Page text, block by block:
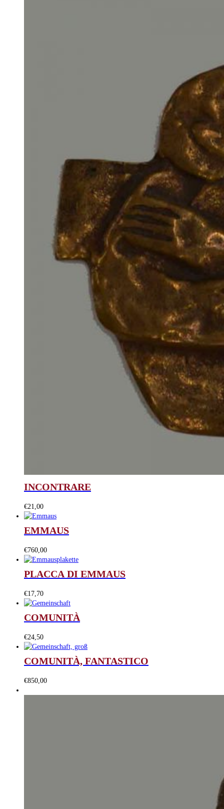
INCONTRARE
€21,00
EMMAUS
€760,00
PLACCA DI EMMAUS
€17,70
COMUNITÀ
€24,50
COMUNITÀ, FANTASTICO
€850,00